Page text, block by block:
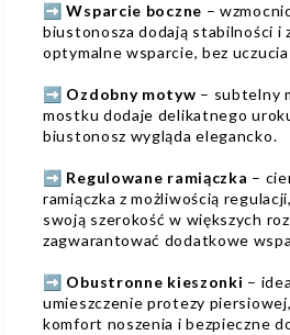
➡️Wsparcie boczne –
biustonosza dodają stabilności i
optymalne wsparcie, bez
➡️ Ozdobny motyw – subtelny
mostku dodaje delikatnego
biustonosz wygląda elegancko.
➡️ Regulowane ramiączka –
ramiączka z możliwością
swoją szerokość w większych
zagwarantować dodatkowe
➡️ Obustronne kieszonki –
umieszczenie protezy
komfort noszenia i bezpieczne